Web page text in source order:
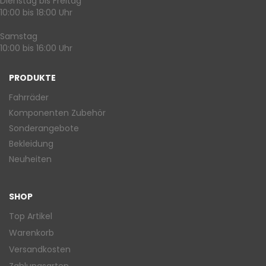
10:00 bis 18:00 Uhr
Samstag
10:00 bis 16:00 Uhr
PRODUKTE
Fahrräder
Komponenten Zubehör
Sonderangebote
Bekleidung
Neuheiten
SHOP
Top Artikel
Warenkorb
Versandkosten